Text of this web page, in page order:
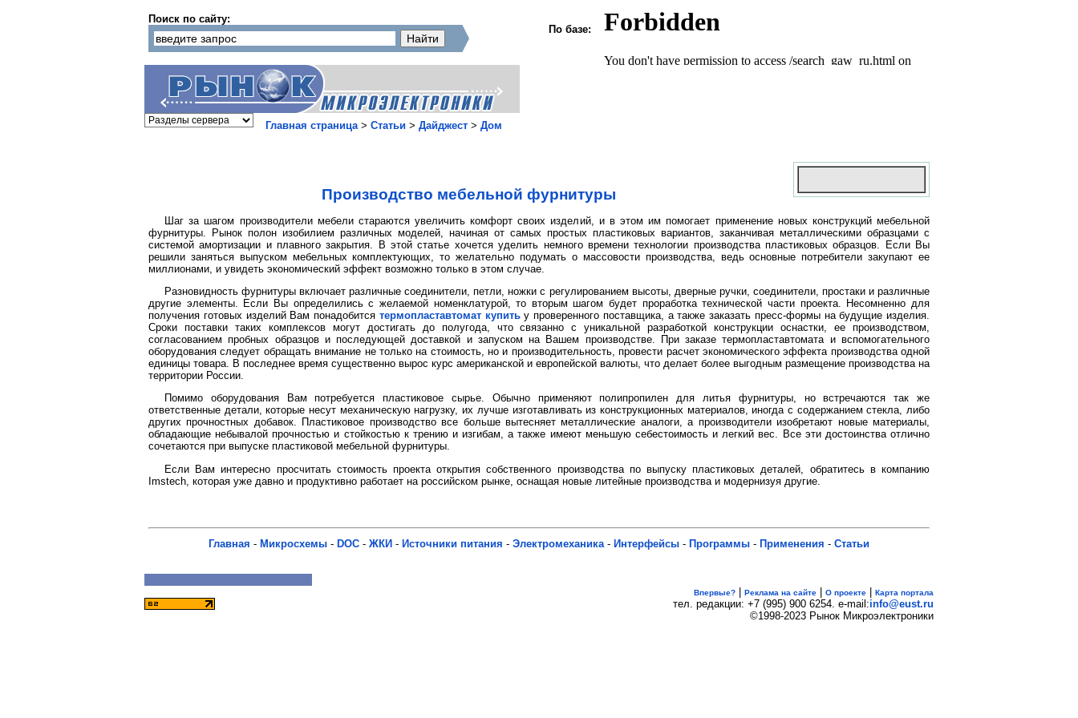
Поиск по сайту:
По базе:
Главная страница> Статьи > Дайджест > Дом
Производство мебельной фурнитуры
Шаг за шагом производители мебели стараются увеличить комфорт своих изделий, и в этом им помогает применение новых конструкций мебельной
фурнитуры. Рынок полон изобилием различных моделей, начиная от самых простых пластиковых вариантов, заканчивая металлическими образцами с
системой амортизации и плавного закрытия. В этой статье хочется уделить немного времени технологии производства пластиковых образцов. Если Вы
решили заняться выпуском мебельных комплектующих, то желательно подумать о массовости производства, ведь основные потребители закупают ее
миллионами, и увидеть экономический эффект возможно только в этом случае.
Разновидность фурнитуры включает различные соединители, петли, ножки с регулированием высоты, дверные ручки, соединители, простаки и различные
другие элементы. Если Вы определились с желаемой номенклатурой, то вторым шагом будет проработка технической части проекта. Несомненно для
получения готовых изделий Вам понадобится термопластавтомат купитьу проверенного поставщика, а также заказать пресс-формы на будущие изделия.
Сроки поставки таких комплексов могут достигать до полугода, что связанно с уникальной разработкой конструкции оснастки, ее производством,
согласованием пробных образцов и последующей доставкой и запуском на Вашем производстве. При заказе термопластавтомата и вспомогательного
оборудования следует обращать внимание не только на стоимость, но и производительность, провести расчет экономического эффекта производства одной
единицы товара. В последнее время существенно вырос курс американской и европейской валюты, что делает более выгодным размещение производства на
территории России.
Помимо оборудования Вам потребуется пластиковое сырье. Обычно применяют полипропилен для литья фурнитуры, но встречаются так же
ответственные детали, которые несут механическую нагрузку, их лучше изготавливать из конструкционных материалов, иногда с содержанием стекла, либо
других прочностных добавок. Пластиковое производство все больше вытесняет металлические аналоги, а производители изобретают новые материалы,
обладающие небывалой прочностью и стойкостью к трению и изгибам, а также имеют меньшую себестоимость и легкий вес. Все эти достоинства отлично
сочетаются при выпуске пластиковой мебельной фурнитуры.
Если Вам интересно просчитать стоимость проекта открытия собственного производства по выпуску пластиковых деталей, обратитесь в компанию
Imstech, которая уже давно и продуктивно работает на российском рынке, оснащая новые литейные производства и модернизуя другие.
Главная - Микросхемы - DOC - ЖКИ - Источники питания - Электромеханика- Интерфейсы - Программы - Применения - Статьи
Впервые? Реклама на сайте О проекте Карта портала
тел. редакции: +7 (995) 900 6254. e-mail:info@eust.ru
©1998-2023 Рынок Микроэлектроники